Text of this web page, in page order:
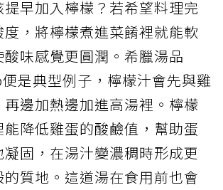
早加入檸檬？若希望料理完
，將檸檬煮進菜餚裡就能軟
味感覺更圓潤。希臘湯品
是典型例子，檸檬汁會先與雞
邊加熱邊加進高湯裡。檸檬
降低雞蛋的酸鹼值，幫助蛋
固，在湯汁變濃稠時形成更
質地。這道湯在食用前也會